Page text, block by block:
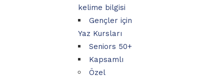
kelime bilgisi
Gençler için
Yaz Kursları
Seniors 50+
Kapsamlı
Özel